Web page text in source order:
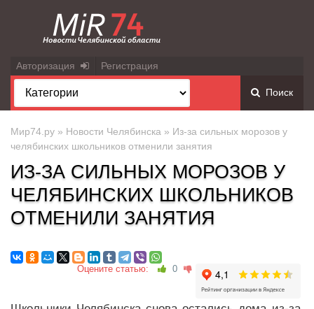
Авторизация Регистрация
Поиск
Мир74.ру » Новости Челябинска » Из-за сильных морозов у
челябинских школьников отменили занятия
ИЗ-ЗА СИЛЬНЫХ МОРОЗОВ У
ЧЕЛЯБИНСКИХ ШКОЛЬНИКОВ
ОТМЕНИЛИ ЗАНЯТИЯ
Оцените статью: 0